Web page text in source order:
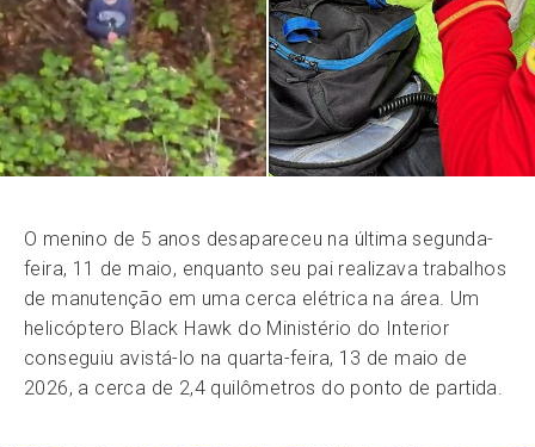
O menino de 5 anos desapareceu na última segunda-
feira, 11 de maio, enquanto seu pai realizava trabalhos
de manutenção em uma cerca elétrica na área. Um
helicóptero Black Hawk do Ministério do Interior
conseguiu avistá-lo na quarta-feira, 13 de maio de
2026, a cerca de 2,4 quilômetros do ponto de partida.